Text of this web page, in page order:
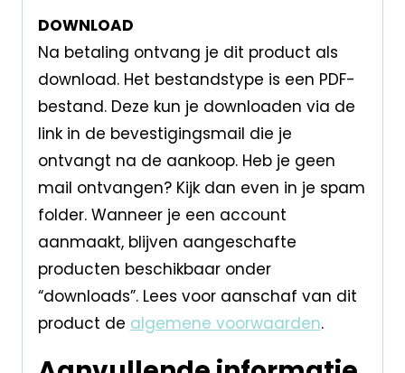
DOWNLOAD
Na betaling ontvang je dit product als
download. Het bestandstype is een PDF-
bestand. Deze kun je downloaden via de
link in de bevestigingsmail die je
ontvangt na de aankoop. Heb je geen
mail ontvangen? Kijk dan even in je spam
folder. Wanneer je een account
aanmaakt, blijven aangeschafte
producten beschikbaar onder
“downloads”. Lees voor aanschaf van dit
product de algemene voorwaarden.